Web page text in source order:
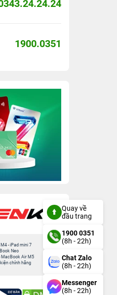
1900.0351
M4-iPad mini 7
Neo
MacBook Air M5
chính hãng
Quay về
đầu trang
1900 0351
(8h - 22h)
Chat Zalo
(8h - 22h)
Messenger
(8h - 22h)